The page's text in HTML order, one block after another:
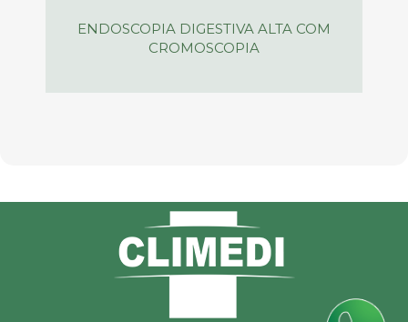
ENDOSCOPIA DIGESTIVA ALTA COM
CROMOSCOPIA